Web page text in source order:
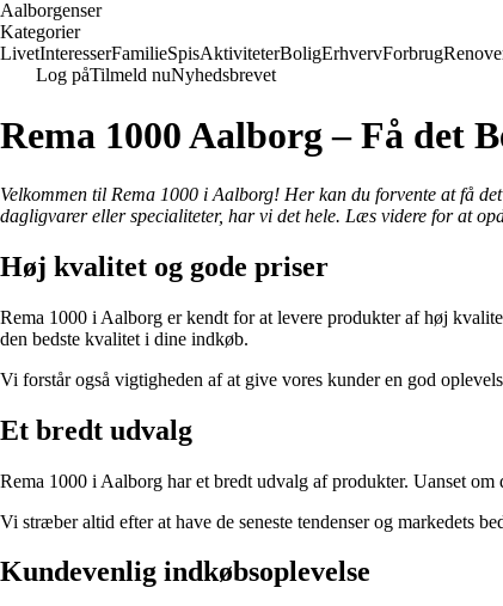
Aalborgenser
Kategorier
LivetInteresserFamilieSpisAktiviteterBoligErhvervForbrug
Log påTilmeld nuNyhedsbrevet
Rema 1000 Aalborg – Få det
Velkommen til Rema 1000 i Aalborg! Her kan du forvente at få
dagligvarer eller specialiteter, har vi det hele. Læs videre for at
Høj kvalitet og gode priser
Rema 1000 i Aalborg er kendt for at levere produkter af høj
den bedste kvalitet i dine indkøb.
Vi forstår også vigtigheden af at give vores kunder en god
Et bredt udvalg
Rema 1000 i Aalborg har et bredt udvalg af produkter. Uanset
Vi stræber altid efter at have de seneste tendenser og markedets
Kundevenlig indkøbsoplevelse